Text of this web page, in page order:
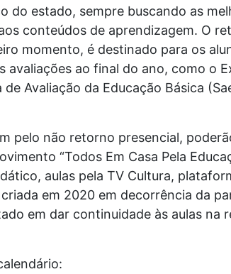
do estado, sempre buscando as
conteúdos de aprendizagem. O
momento, é destinado para os
ao final do ano, como o
Avaliação da Educação Básica
pelo não retorno presencial,
“Todos Em Casa Pela
aulas pela TV Cultura,
em 2020 em decorrência da
em dar continuidade às aulas na